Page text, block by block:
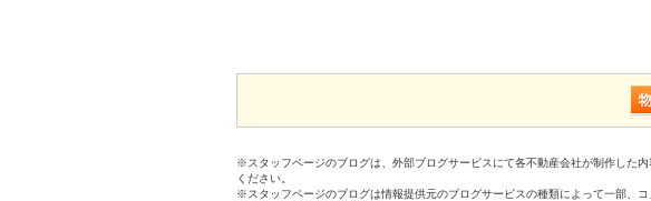
※スタッフページのブログは、外部ブログサービスにて各不動産会社が制作した
ください。
※スタッフページのブログは情報提供元のブログサービスの種類によって一部、